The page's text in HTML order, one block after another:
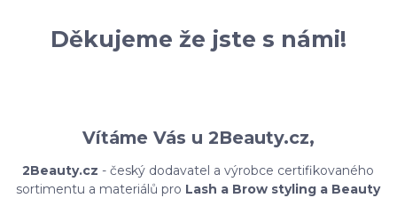
Děkujeme že jste s námi!
Vítáme Vás u 2Beauty.cz,
2Beauty.cz - český dodavatel a výrobce certifikovaného
sortimentu a materiálů pro Lash a Brow styling a Beauty